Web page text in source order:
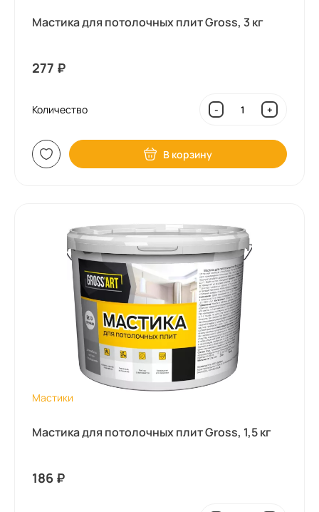
Мастика для потолочных плит Gross, 3 кг
277 ₽
Количество - +
В корзину
Мастики
Мастика для потолочных плит Gross, 1,5 кг
186 ₽